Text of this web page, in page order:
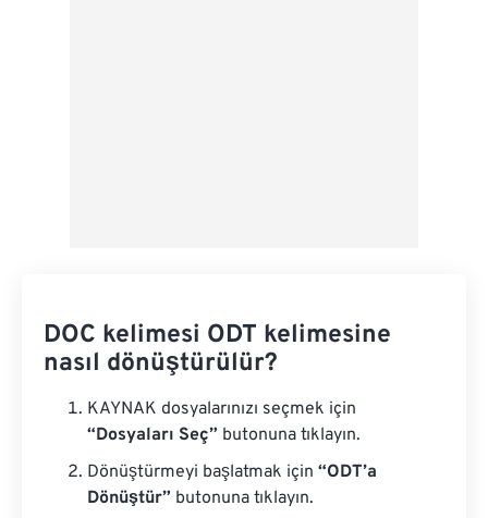
DOC kelimesi ODT kelimesine
nasıl dönüştürülür?
KAYNAK dosyalarınızı seçmek için
“Dosyaları Seç” butonuna tıklayın.
Dönüştürmeyi başlatmak için “ODT’a
Dönüştür” butonuna tıklayın.